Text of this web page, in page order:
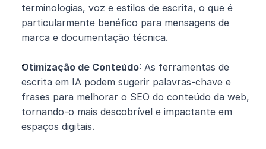
terminologias, voz e estilos de escrita, o que é
particularmente benéfico para mensagens de
marca e documentação técnica.
Otimização de Conteúdo: As ferramentas de
escrita em IA podem sugerir palavras-chave e
frases para melhorar o SEO do conteúdo da web,
tornando-o mais descobrível e impactante em
espaços digitais.